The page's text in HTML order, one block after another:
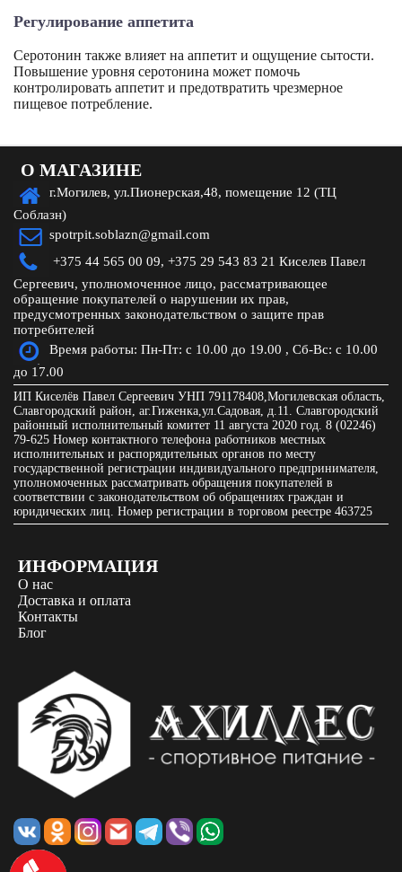
Регулирование аппетита
Серотонин также влияет на аппетит и ощущение сытости.
Повышение уровня серотонина может помочь
контролировать аппетит и предотвратить чрезмерное
пищевое потребление.
О МАГАЗИНЕ
г.Могилев, ул.Пионерская,48, помещение 12 (ТЦ
Соблазн)
spotrpit.soblazn@gmail.com
+375 44 565 00 09, +375 29 543 83 21 Киселев Павел
Сергеевич, уполномоченное лицо, рассматривающее
обращение покупателей о нарушении их прав,
предусмотренных законодательством о защите прав
потребителей
Время работы: Пн-Пт: с 10.00 до 19.00 , Сб-Вс: с 10.00
до 17.00
ИП Киселёв Павел Сергеевич УНП 791178408,Могилевская область,
Славгородский район, аг.Гиженка,ул.Садовая, д.11. Славгородский
районный исполнительный комитет 11 августа 2020 год. 8 (02246)
79-625 Номер контактного телефона работников местных
исполнительных и распорядительных органов по месту
государственной регистрации индивидуального предпринимателя,
уполномоченных рассматривать обращения покупателей в
соответствии с законодательством об обращениях граждан и
юридических лиц. Номер регистрации в торговом реестре 463725
ИНФОРМАЦИЯ
О нас
Доставка и оплата
Контакты
Блог